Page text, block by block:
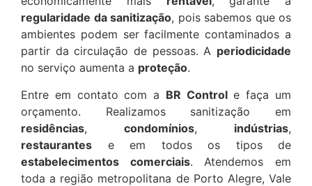
regularidade da sanitização, pois sabemos que os
ambientes podem ser facilmente contaminados a
partir da circulação de pessoas. A periodicidade
no serviço aumenta a proteção.
Entre em contato com a BR Controle faça um
orçamento. Realizamos sanitização em
residências, condomínios, indústrias,
restaurantes e em todos os tipos de
estabelecimentos comerciais. Atendemos em
toda a região metropolitana de Porto Alegre, Vale